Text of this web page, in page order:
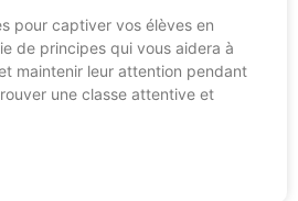
pour captiver vos élèves en
de principes qui vous aidera à
maintenir leur attention pendant
une classe attentive et